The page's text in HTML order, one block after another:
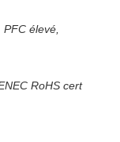
élevé,
RoHS cert